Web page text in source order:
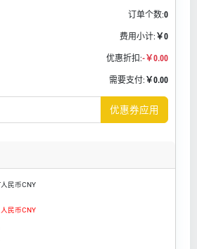
订单个数:0
费用小计: ￥0
优惠折扣:-￥0.00
需要支付: ￥0.00
优惠券应用
人民币CNY
人民币CNY